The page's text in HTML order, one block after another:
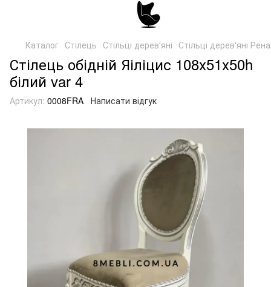
Каталог Стілець Стільці дерев'яні Стільці дерев'яні
Стілець обідній Яіліцис 108х51х50h
білий var 4
Артикул: 0008FRA Написати відгук